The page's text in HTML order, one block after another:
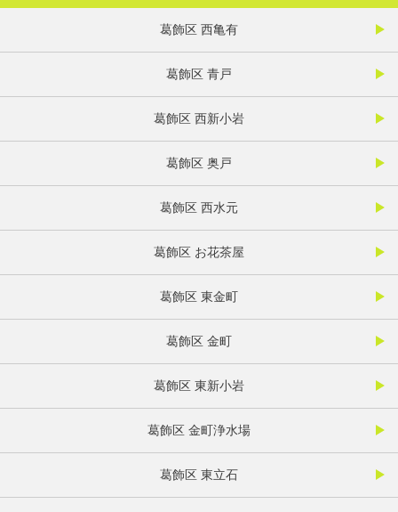
葛飾区 西亀有
葛飾区 青戸
葛飾区 西新小岩
葛飾区 奥戸
葛飾区 西水元
葛飾区 お花茶屋
葛飾区 東金町
葛飾区 金町
葛飾区 東新小岩
葛飾区 金町浄水場
葛飾区 東立石